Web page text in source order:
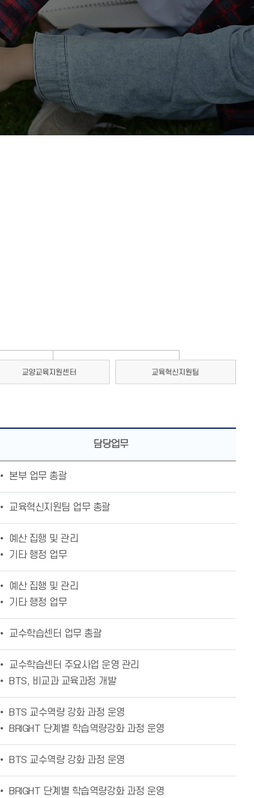
담당업무
• 본부 업무 총괄
• 교육혁신지원팀 업무 총괄
• 예산 집행 및 관리
• 기타 행정 업무
• 예산 집행 및 관리
• 기타 행정 업무
• 교수학습센터 업무 총괄
• 교수학습센터 주요사업 운영 관리
• BTS, 비교과 교육과정 개발
• BTS 교수역량 강화 과정 운영
• BRIGHT 단계별 학습역량강화 과정 운영
• BTS 교수역량 강화 과정 운영
• BRIGHT 단계별 학습역량강화 과정 운영